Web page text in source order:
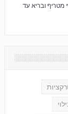
מטריף ובריא עד